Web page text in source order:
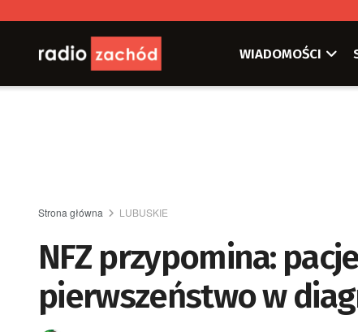
WIADOMOŚCI
Strona główna LUBUSKIE
NFZ przypomina:
pierwszeństwo w